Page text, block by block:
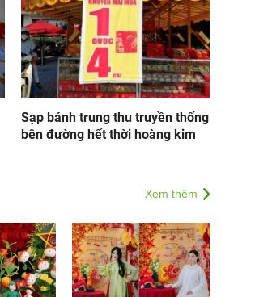
Sạp bánh trung thu truyền thống
bên đường hết thời hoàng kim
Xem thêm